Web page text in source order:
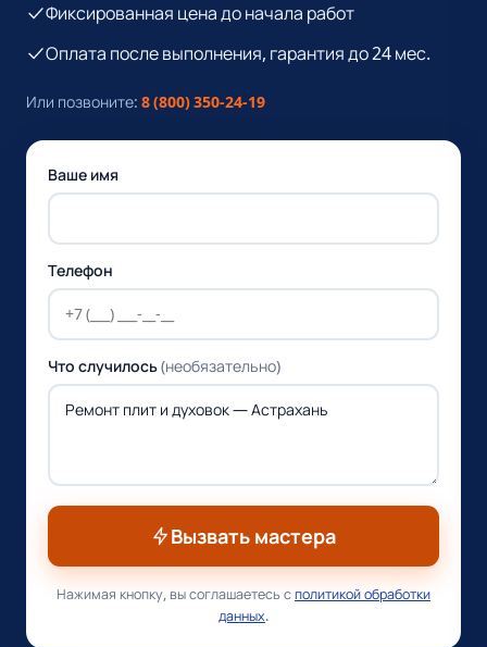
Фиксированная цена до начала работ
Оплата после выполнения, гарантия до 24 мес.
Или позвоните: 8 (800) 350-24-19
Ваше имя
Телефон
Что случилось(необязательно)
Вызвать мастера
Нажимая кнопку, вы соглашаетесь сполитикой обработки
данных.